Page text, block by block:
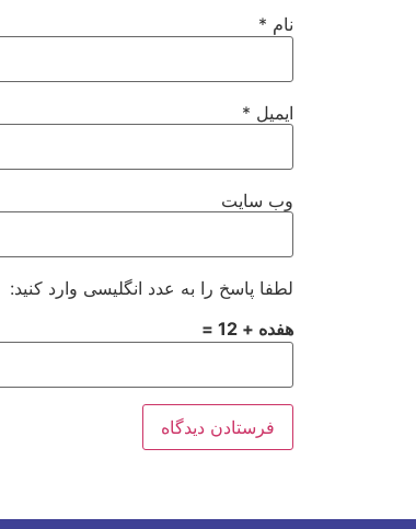
نام *
ایمیل *
وب‌ سایت
لطفا پاسخ را به عدد انگلیسی وارد کنید:
هفده + 12 =